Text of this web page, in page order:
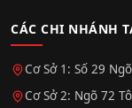
CÁC CHI NHÁNH
Cơ Sở 1: Số 29
Cơ Sở 2: Ngõ 72